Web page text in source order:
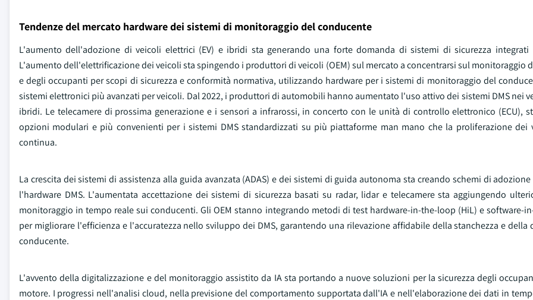
Tendenze del mercato hardware dei sistemi di monitoraggio del conducente
L'aumento dell'adozione di veicoli elettrici (EV) e ibridi sta generando una forte domanda di sistemi di sicurezza integrati
L'aumento dell'elettrificazione dei veicoli sta spingendo i produttori di veicoli (OEM) sul mercato a concentrarsi sul monitoraggio
e degli occupanti per scopi di sicurezza e conformità normativa, utilizzando hardware per i sistemi di monitoraggio del
sistemi elettronici più avanzati per veicoli. Dal 2022, i produttori di automobili hanno aumentato l'uso attivo dei sistemi DMS nei
ibridi. Le telecamere di prossima generazione e i sensori a infrarossi, in concerto con le unità di controllo elettronico (ECU),
opzioni modulari e più convenienti per i sistemi DMS standardizzati su più piattaforme man mano che la proliferazione dei
continua.
La crescita dei sistemi di assistenza alla guida avanzata (ADAS) e dei sistemi di guida autonoma sta creando schemi di
l'hardware DMS. L'aumentata accettazione dei sistemi di sicurezza basati su radar, lidar e telecamere sta aggiungendo
monitoraggio in tempo reale sui conducenti. Gli OEM stanno integrando metodi di test hardware-in-the-loop (HiL) e software-
per migliorare l'efficienza e l'accuratezza nello sviluppo dei DMS, garantendo una rilevazione affidabile della stanchezza e della
conducente.
L'avvento della digitalizzazione e del monitoraggio assistito da IA sta portando a nuove soluzioni per la sicurezza degli
motore. I progressi nell'analisi cloud, nella previsione del comportamento supportata dall'IA e nell'elaborazione dei dati in